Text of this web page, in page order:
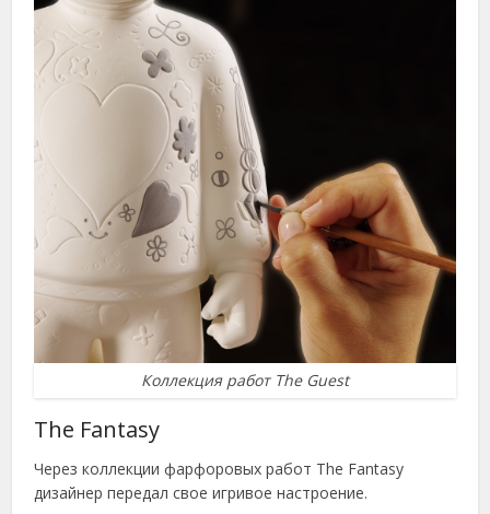
Коллекция работ The Guest
The Fantasy
Через коллекции фарфоровых работ The Fantasy
дизайнер передал свое игривое настроение.